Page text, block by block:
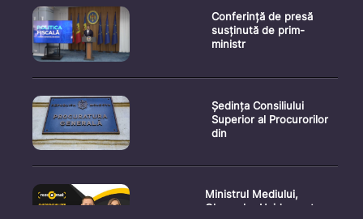
Conferință de presă
susținută de prim-
ministr
Ședința Consiliului
Superior al Procurorilor
din
Ministrul Mediului,
Gheorghe Hajder, este